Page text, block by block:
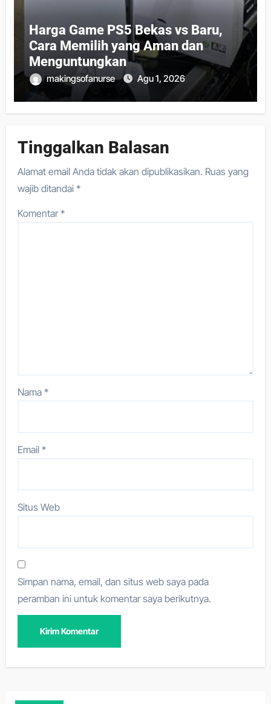
Harga Game PS5 Bekas vs Baru,
Cara Memilih yang Aman dan
Menguntungkan
makingsofanurse Agu 1, 2026
Tinggalkan Balasan
Alamat email Anda tidak akan dipublikasikan. Ruas yang
wajib ditandai*
Komentar*
Nama*
Email*
Situs Web
Simpan nama, email, dan situs web saya pada
peramban ini untuk komentar saya berikutnya.